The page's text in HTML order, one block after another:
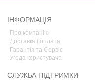
ІНФОРМАЦІЯ
Про компанію
Доставка і оплата
Гарантія та Сервіс
Угода користувача
СЛУЖБА ПІДТРИМКИ